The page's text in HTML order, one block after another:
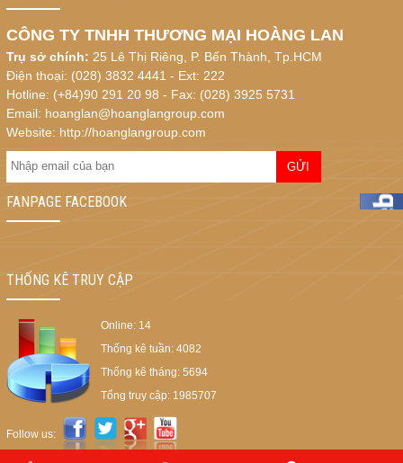
CÔNG TY TNHH THƯƠNG MẠI HOÀNG LAN
Trụ sở chính: 25 Lê Thị Riêng, P. Bến Thành, Tp.HCM
Điện thoại: (028) 3832 4441 - Ext: 222
Hotline: (+84)90 291 20 98 - Fax: (028) 3925 5731
Email: hoanglan@hoanglangroup.com
Website: http://hoanglangroup.com
FANPAGE FACEBOOK
THỐNG KÊ TRUY CẬP
Online: 14
Thống kê tuần: 4082
Thống kê tháng: 5694
Tổng truy cập: 1985707
Follow us: